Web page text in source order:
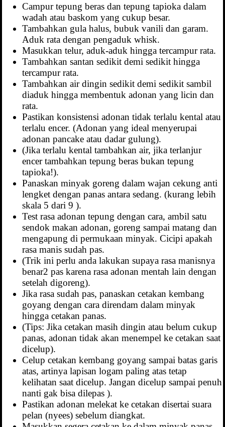
Campur tepung beras dan tepung tapioka dalam
wadah atau baskom yang cukup besar.
Tambahkan gula halus, bubuk vanili dan garam.
Aduk rata dengan pengaduk whisk.
Masukkan telur, aduk-aduk hingga tercampur rata.
Tambahkan santan sedikit demi sedikit hingga
tercampur rata.
Tambahkan air dingin sedikit demi sedikit sambil
diaduk hingga membentuk adonan yang licin dan
rata.
Pastikan konsistensi adonan tidak terlalu kental atau
terlalu encer. (Adonan yang ideal menyerupai
adonan pancake atau dadar gulung).
(Jika terlalu kental tambahkan air, jika terlanjur
encer tambahkan tepung beras bukan tepung
tapioka!).
Panaskan minyak goreng dalam wajan cekung anti
lengket dengan panas antara sedang. (kurang lebih
skala 5 dari 9 ).
Test rasa adonan tepung dengan cara, ambil satu
sendok makan adonan, goreng sampai matang dan
mengapung di permukaan minyak. Cicipi apakah
rasa manis sudah pas.
(Trik ini perlu anda lakukan supaya rasa manisnya
benar2 pas karena rasa adonan mentah lain dengan
setelah digoreng).
Jika rasa sudah pas, panaskan cetakan kembang
goyang dengan cara direndam dalam minyak
hingga cetakan panas.
(Tips: Jika cetakan masih dingin atau belum cukup
panas, adonan tidak akan menempel ke cetakan saat
dicelup).
Celup cetakan kembang goyang sampai batas garis
atas, artinya lapisan logam paling atas tetap
kelihatan saat dicelup. Jangan dicelup sampai penuh
nanti gak bisa dilepas ).
Pastikan adonan melekat ke cetakan disertai suara
pelan (nyees) sebelum diangkat.